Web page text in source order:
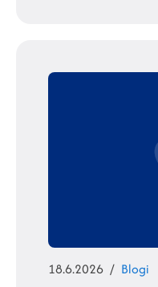
Julkaistu
18.6.2026 Blogi